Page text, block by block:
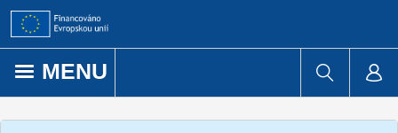
Přejít k obsahu
MENU